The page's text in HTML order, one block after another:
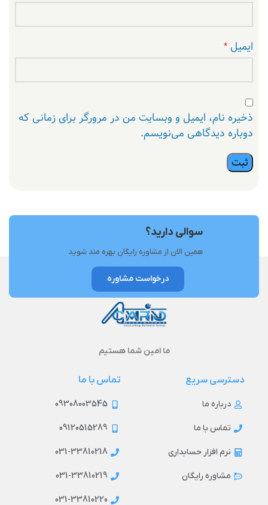
ایمیل *
ذخیره نام، ایمیل و وبسایت من در مرورگر برای زمانی که
دوباره دیدگاهی می‌نویسم.
سوالی دارید؟
همین الان از مشاوره رایگان بهره مند شوید
درخواست مشاوره
ما امین شما هستیم
دسترسی سریع
درباره ما
تماس با ما
نرم افزار حسابداری
مشاوره رایگان
تماس با ما
09308003545
09120515289
031-33810218
031-33810219
031-33810220